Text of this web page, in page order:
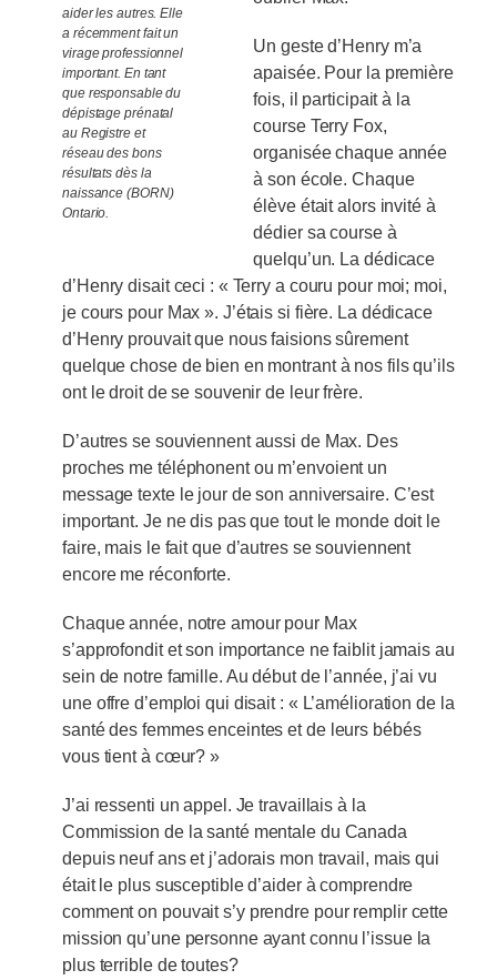
aider les autres. Elle
a récemment fait un
virage professionnel
important. En tant
que responsable du
dépistage prénatal
au Registre et
réseau des bons
résultats dès la
naissance (BORN)
Ontario.
Un geste d’Henry m’a
apaisée. Pour la première
fois, il participait à la
course Terry Fox,
organisée chaque année
à son école. Chaque
élève était alors invité à
dédier sa course à
quelqu’un. La dédicace
d’Henry disait ceci : « Terry a couru pour moi; moi,
je cours pour Max ». J’étais si fière. La dédicace
d’Henry prouvait que nous faisions sûrement
quelque chose de bien en montrant à nos fils qu’ils
ont le droit de se souvenir de leur frère.
D’autres se souviennent aussi de Max. Des
proches me téléphonent ou m’envoient un
message texte le jour de son anniversaire. C’est
important. Je ne dis pas que tout le monde doit le
faire, mais le fait que d’autres se souviennent
encore me réconforte.
Chaque année, notre amour pour Max
s’approfondit et son importance ne faiblit jamais au
sein de notre famille. Au début de l’année, j’ai vu
une offre d’emploi qui disait : « L’amélioration de la
santé des femmes enceintes et de leurs bébés
vous tient à cœur? »
J’ai ressenti un appel. Je travaillais à la
Commission de la santé mentale du Canada
depuis neuf ans et j’adorais mon travail, mais qui
était le plus susceptible d’aider à comprendre
comment on pouvait s’y prendre pour remplir cette
mission qu’une personne ayant connu l’issue la
plus terrible de toutes?